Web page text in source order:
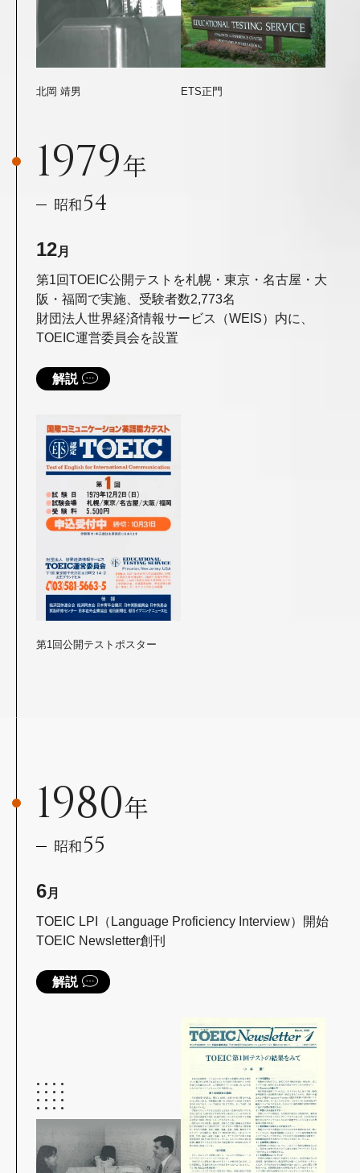
北岡 靖男 ETS正門
1979年
昭和54
12月
第1回TOEIC公開テストを札幌・東京・名古屋・大
阪・ 福岡で実施、受験者数2,773名
財団法人世界経済情報サービス（WEIS）内に、
TOEIC運営委員会を設置
解説
第1回公開テストポスター
1980年
昭和55
6月
TOEIC LPI（Language Proficiency Interview）開始
TOEIC Newsletter創刊
解説